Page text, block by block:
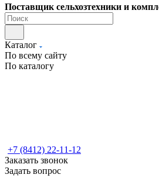
Поставщик сельхозтехники и
Каталог
По всему сайту
По каталогу
+7 (8412) 22-11-12
Заказать звонок
Задать вопрос